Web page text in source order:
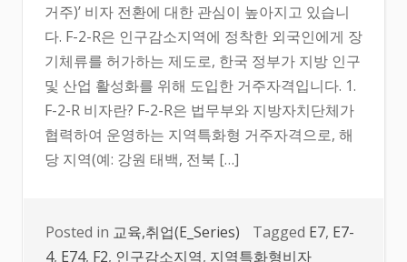
거주)’ 비자 전환에 대한 관심이 높아지고 있습니
다. F-2-R은 인구감소지역에 정착한 외국인에게 장
기체류를 허가하는 제도로, 한국 정부가 지방 인구
및 산업 활성화를 위해 도입한 거주자격입니다. 1.
F-2-R 비자란? F-2-R은 법무부와 지방자치단체가
협력하여 운영하는 지역특화형 거주자격으로, 해
당 지역(예: 강원 태백, 전북 […]
Posted in 교육,취업(E_Series) Tagged E7, E7-
4, E74, F2, 인구감소지역, 지역특화형비자